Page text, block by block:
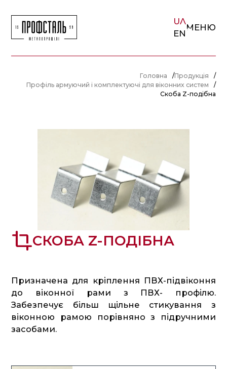
МЕНЮ
UA
ENphone
Головна /Продукція
/
Профіль армуючий і комплектуючі для віконних систем
/
Скоба Z-подібна
cropСКОБА Z-ПОДІБНА
Призначена для кріплення ПВХ-підвіконня
до віконної рами з ПВХ- профілю.
Забезпечує більш щільне стикування з
віконною рамою порівняно з підручними
засобами.